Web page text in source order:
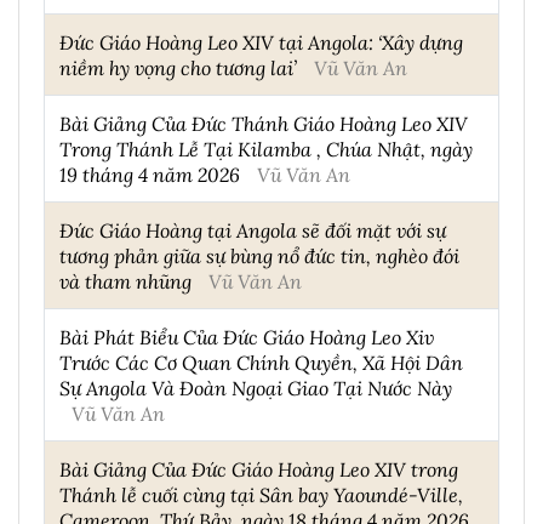
Đức Giáo Hoàng Leo XIV tại Angola: ‘Xây dựng
niềm hy vọng cho tương lai’
Vũ Văn An
Bài Giảng Của Đức Thánh Giáo Hoàng Leo XIV
Trong Thánh Lễ Tại Kilamba , Chúa Nhật, ngày
19 tháng 4 năm 2026
Vũ Văn An
Đức Giáo Hoàng tại Angola sẽ đối mặt với sự
tương phản giữa sự bùng nổ đức tin, nghèo đói
và tham nhũng
Vũ Văn An
Bài Phát Biểu Của Đức Giáo Hoàng Leo Xiv
Trước Các Cơ Quan Chính Quyền, Xã Hội Dân
Sự Angola Và Đoàn Ngoại Giao Tại Nước Này
Vũ Văn An
Bài Giảng Của Đức Giáo Hoàng Leo XIV trong
Thánh lễ cuối cùng tại Sân bay Yaoundé-Ville,